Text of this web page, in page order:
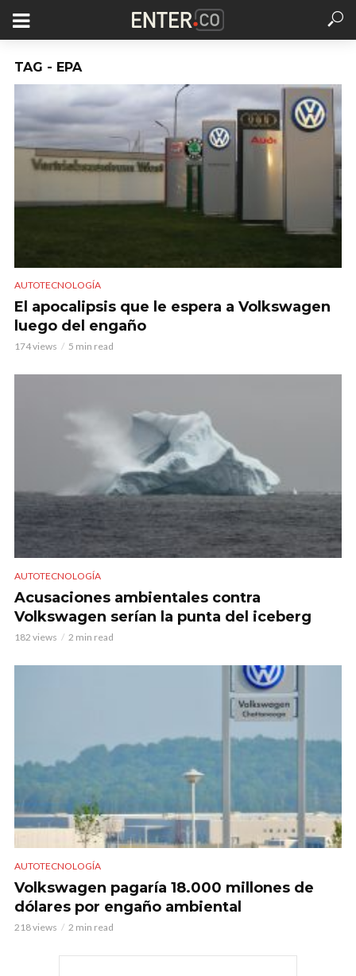
TAG - EPA
AUTOTECNOLOGÍA
El apocalipsis que le espera a Volkswagen
luego del engaño
174 views 5 min read
AUTOTECNOLOGÍA
Acusaciones ambientales contra
Volkswagen serían la punta del iceberg
182 views 2 min read
AUTOTECNOLOGÍA
Volkswagen pagaría 18.000 millones de
dólares por engaño ambiental
218 views 2 min read